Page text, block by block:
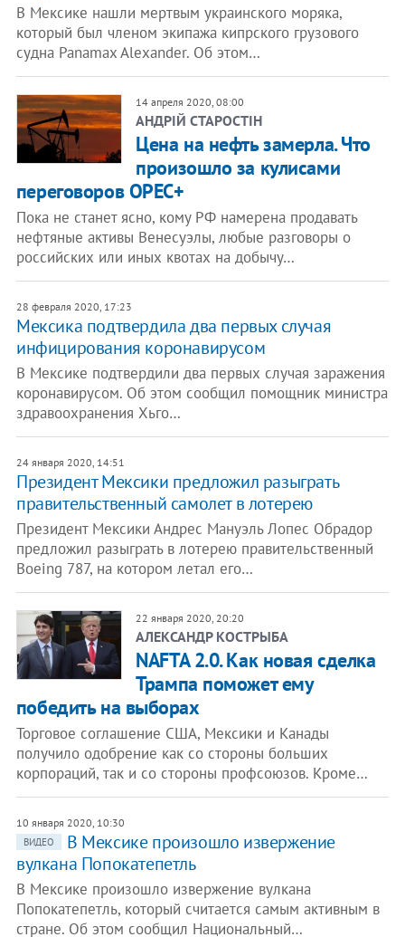
В Мексике нашли мертвым украинского моряка,
который был членом экипажа кипрского грузового
судна Panamax Alexander. Об этом…
14 апреля 2020, 08:00
АНДРІЙ СТАРОСТІН
Цена на нефть замерла. Что
произошло за кулисами
переговоров OPEC+
Пока не станет ясно, кому РФ намерена продавать
нефтяные активы Венесуэлы, любые разговоры о
российских или иных квотах на добычу…
28 февраля 2020, 17:23
Мексика подтвердила два первых случая
инфицирования коронавирусом
В Мексике подтвердили два первых случая заражения
коронавирусом. Об этом сообщил помощник министра
здравоохранения Хьго…
24 января 2020, 14:51
Президент Мексики предложил разыграть
правительственный самолет в лотерею
Президент Мексики Андрес Мануэль Лопес Обрадор
предложил разыграть в лотерею правительственный
Boeing 787, на котором летал его…
22 января 2020, 20:20
АЛЕКСАНДР КОСТРЫБА
NAFTA 2.0. Как новая сделка
Трампа поможет ему
победить на выборах
Торговое соглашение США, Мексики и Канады
получило одобрение как со стороны больших
корпораций, так и со стороны профсоюзов. Кроме…
10 января 2020, 10:30
ВИДЕО
В Мексике произошло извержение
вулкана Попокатепетль
В Мексике произошло извержение вулкана
Попокатепетль, который считается самым активным в
стране. Об этом сообщил Национальный…